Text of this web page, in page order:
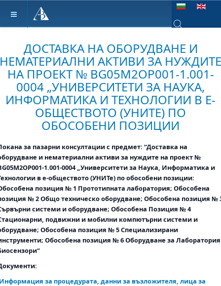
Изберете език
ДОСТАВКА НА ОБОРУДВАНЕ И
НЕМАТЕРИАЛНИ АКТИВИ ЗА НУЖДИТЕ
НА ПРОЕКТ № BG05M2OP001-1.001-
0004 „УНИВЕРСИТЕТИ ЗА НАУКА,
ИНФОРМАТИКА И ТЕХНОЛОГИИ В E-
ОБЩЕСТВОТО (УНИТЕ) ПО
ОБОСОБЕНИ ПОЗИЦИИ
за пазарни консултации с предмет: “Доставка на
и нематериални активи за нуждите на проект №
1.001-0004 „Университети за Наука, Информатика и
в e-обществото (УНИТе) по обособени позиции:
позиция № 1 Прототипната лаборатория; Обособена
№ 2 Общо техническо оборудване; Обособена позиция №
системи и оборудване; Обособена Позиция № 4
подвижни и мобилни компютърни системи и
Обособена позиция № 5 Специализирани
Обособена позиция № 6 Оборудване за Лаборатория
за процедурата, данни за възложителя, лица за